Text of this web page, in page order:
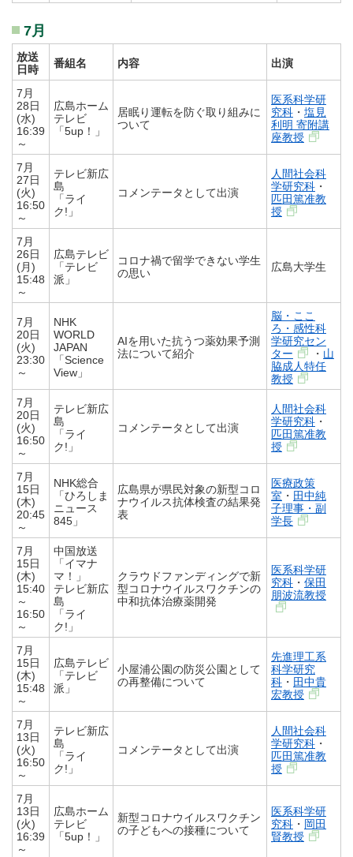
7月
放送
日時
番組名 内容 出演
7月
28日
(水)
16:39
～
広島ホーム
テレビ
「5up！」
居眠り運転を防ぐ取り組みに
ついて
医系科学研
究科 ・ 塩見
利明 寄附講
座教授
7月
27日
(火)
16:50
～
テレビ新広
島
「ライ
ク!」
コメンテータとして出演
人間社会科
学研究科 ・
匹田篤准教
授
7月
26日
(月)
15:48
～
広島テレビ
「テレビ
派」
コロナ禍で留学できない学生
の思い
広島大学生
7月
20日
(火)
23:30
～
NHK
WORLD
JAPAN
「Science
View」
AIを用いた抗うつ薬効果予測
法について紹介
脳・ここ
ろ・感性科
学研究セン
ター
・ 山
脇成人特任
教授
7月
20日
(火)
16:50
～
テレビ新広
島
「ライ
ク!」
コメンテータとして出演
人間社会科
学研究科 ・
匹田篤准教
授
7月
15日
(木)
20:45
～
NHK総合
「ひろしま
ニュース
845」
広島県が県民対象の新型コロ
ナウイルス抗体検査の結果発
表
医療政策
室 ・ 田中純
子理事・副
学長
7月
15日
(木)
15:40
～
16:50
～
中国放送
「イマナ
マ！」
テレビ新広
島
「ライ
ク!」
クラウドファンディングで新
型コロナウイルスワクチンの
中和抗体治療薬開発
医系科学研
究科 ・ 保田
朋波流教授
7月
15日
(木)
15:48
～
広島テレビ
「テレビ
派」
小屋浦公園の防災公園として
の再整備について
先進理工系
科学研究
科 ・ 田中貴
宏教授
7月
13日
(火)
16:50
～
テレビ新広
島
「ライ
ク!」
コメンテータとして出演
人間社会科
学研究科 ・
匹田篤准教
授
7月
13日
(火)
16:39
～
広島ホーム
テレビ
「5up！」
新型コロナウイルスワクチン
の子どもへの接種について
医系科学研
究科 ・ 岡田
賢教授